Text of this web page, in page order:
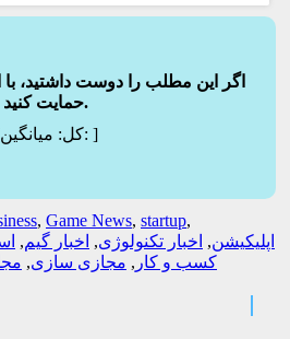
اگر این مطلب را دوست داشتید، با
حمایت کنید.
[کل:میانگین: ]
, Game News, startup,
اپلیکیشن, اخبار تکنولوژی, اخبار گیم,
کسب و کار , مجازی سازی,